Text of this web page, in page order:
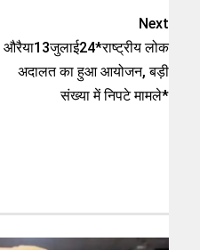
Next
औरैया13जुलाई24*राष्ट्रीय लोक
अदालत का हुआ आयोजन, बड़ी
संख्या में निपटे मामले*